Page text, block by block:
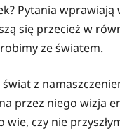
Pytania wprawiają
się przecież w
ze światem.
z
przez niego wizja
czy nie